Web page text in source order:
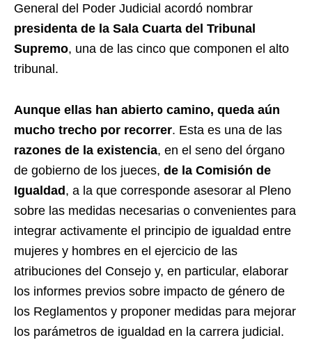
General del Poder Judicial acordó nombrar
presidenta de la Sala Cuarta del Tribunal
Supremo, una de las cinco que componen el alto
tribunal.
Aunque ellas han abierto camino, queda aún
mucho trecho por recorrer. Esta es una de las
razones de la existencia, en el seno del órgano
de gobierno de los jueces, de la Comisión de
Igualdad , a la que corresponde asesorar al Pleno
sobre las medidas necesarias o convenientes para
integrar activamente el principio de igualdad entre
mujeres y hombres en el ejercicio de las
atribuciones del Consejo y, en particular, elaborar
los informes previos sobre impacto de género de
los Reglamentos y proponer medidas para mejorar
los parámetros de igualdad en la carrera judicial.